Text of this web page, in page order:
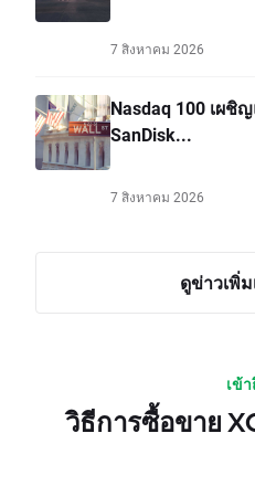
7 สิงหาคม 2026
Nasdaq 100 เผชิ
SanDisk...
7 สิงหาคม 2026
ดูข่าวเพิ่ม
เข้
วิธีการซื้อขาย